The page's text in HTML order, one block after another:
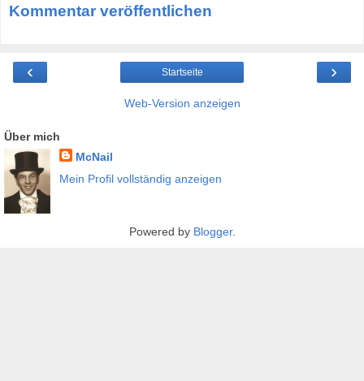
Kommentar veröffentlichen
‹ ›
Startseite
Web-Version anzeigen
Über mich
McNail
Mein Profil vollständig anzeigen
Powered by Blogger.